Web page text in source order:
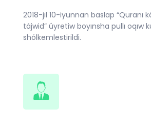
2018-jıl 10-iyunnan baslap “Quranı
tájwid” úyretiw boyınsha pullı oqıw
shólkemlestirildi.